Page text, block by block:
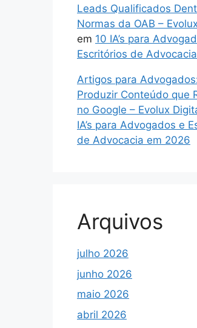
Leads Qualificados
Normas da OAB –
em 10 IA’s para
Escritórios de
Artigos para
Produzir Conteúdo que
no Google – Evolux
IA’s para Advogados e
de Advocacia em 2026
Arquivos
julho 2026
junho 2026
maio 2026
abril 2026